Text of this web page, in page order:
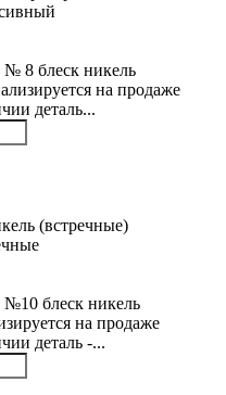
№ 8 блеск никель
на продаже
деталь...
№10 блеск никель
на продаже
деталь -...